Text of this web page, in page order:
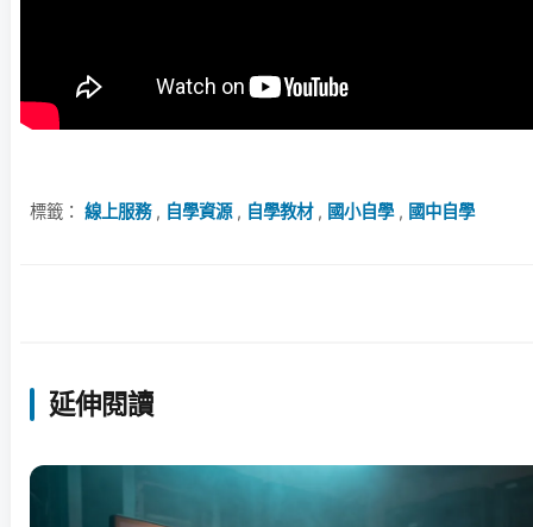
標籤： 線上服務, 自學資源, 自學教材, 國小自學, 國中自學
延伸閱讀